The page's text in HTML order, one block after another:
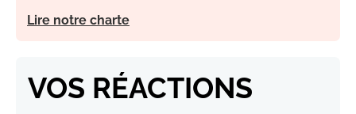
Lire notre charte
VOS RÉACTIONS